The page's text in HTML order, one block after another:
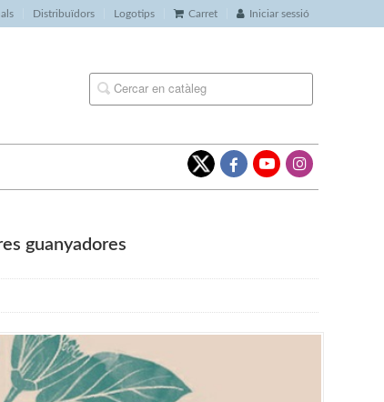
Distribuïdors Logotips Carret Iniciar sessió
guanyadores